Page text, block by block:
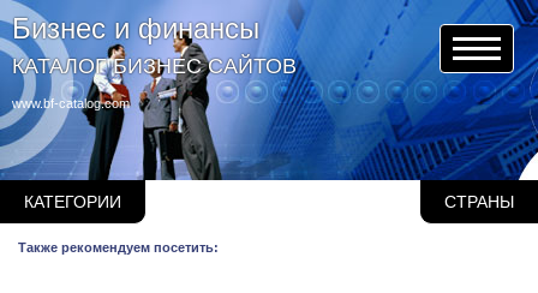
Бизнес и финансы
КАТАЛОГ БИЗНЕС САЙТОВ
www.bf-catalog.com
КАТЕГОРИИ СТРАНЫ
Также рекомендуем посетить: